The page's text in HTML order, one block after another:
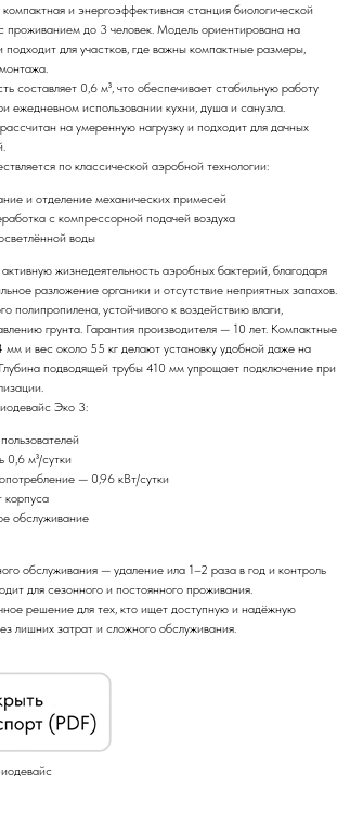
и энергоэффективная станция биологической
проживанием до 3 человек. Модель ориентирована на
для участков, где важны компактные размеры,
составляет 0,6 м³, что обеспечивает стабильную работу
ежедневном использовании кухни, душа и санузла.
на умеренную нагрузку и подходит для дачных
по классической аэробной технологии:
и отделение механических примесей
с компрессорной подачей воздуха
воды
жизнедеятельность аэробных бактерий, благодаря
разложение органики и отсутствие неприятных запахов.
полипропилена, устойчивого к воздействию влаги,
грунта. Гарантия производителя — 10 лет. Компактные
и вес около 55 кг делают установку удобной даже на
подводящей трубы 410 мм упрощает подключение при
Эко 3:
0,6 м³/сутки
— 0,96 кВт/сутки
корпуса
обслуживание
обслуживания — удаление ила 1–2 раза в год и контроль
для сезонного и постоянного проживания.
решение для тех, кто ищет доступную и надёжную
лишних затрат и сложного обслуживания.